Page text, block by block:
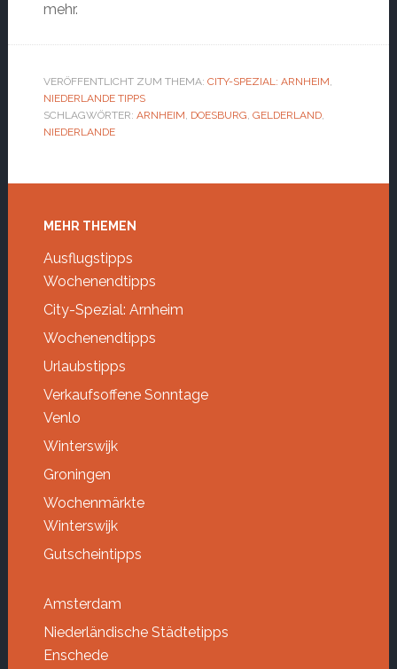
mehr.
VERÖFFENTLICHT ZUM THEMA: CITY-SPEZIAL: ARNHEIM,
NIEDERLANDE TIPPS
SCHLAGWÖRTER: ARNHEIM, DOESBURG, GELDERLAND,
NIEDERLANDE
Footer
MEHR THEMEN
Ausflugstipps
Wochenendtipps
City-Spezial: Arnheim
Wochenendtipps
Urlaubstipps
Verkaufsoffene Sonntage
Venlo
Winterswijk
Groningen
Wochenmärkte
Winterswijk
Gutscheintipps
Amsterdam
Niederländische Städtetipps
Enschede